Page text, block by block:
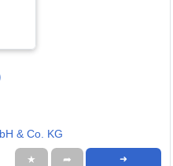
& Co. KG
★ ➦ ➜